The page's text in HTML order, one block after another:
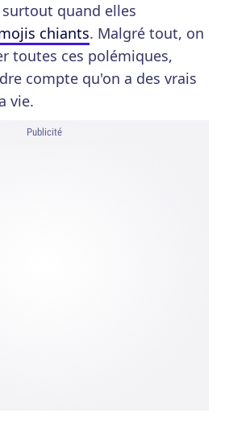
quand elles
chiants. Malgré tout, on
toutes ces polémiques,
compte qu'on a des vrais
vie.
Publicité